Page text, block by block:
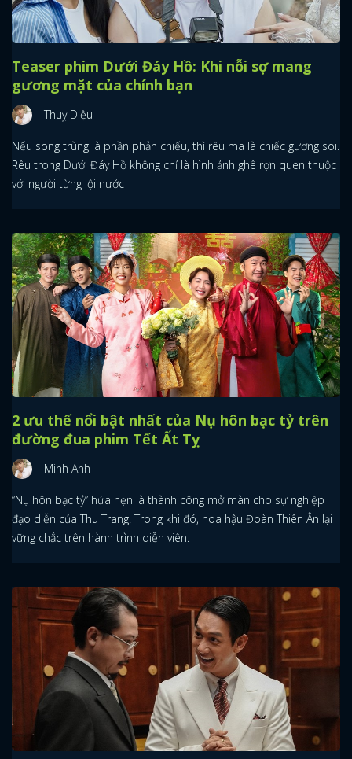
Teaser phim Dưới Đáy Hồ: Khi nỗi sợ mang
gương mặt của chính bạn
Thuỵ Diệu
Nếu song trùng là phần phản chiếu, thì rêu ma là chiếc gương soi.
Rêu trong Dưới Đáy Hồ không chỉ là hình ảnh ghê rợn quen thuộc
với người từng lội nước
2 ưu thế nổi bật nhất của Nụ hôn bạc tỷ trên
đường đua phim Tết Ất Tỵ
Minh Anh
“Nụ hôn bạc tỷ” hứa hẹn là thành công mở màn cho sự nghiệp
đạo diễn của Thu Trang. Trong khi đó, hoa hậu Đoàn Thiên Ân lại
vững chắc trên hành trình diễn viên.